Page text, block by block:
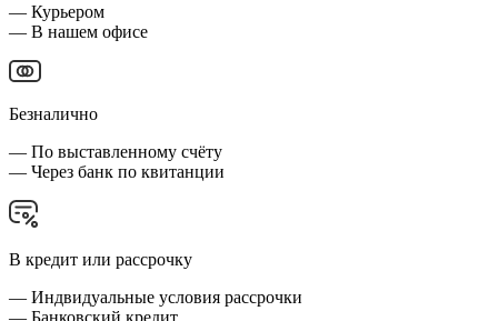
— Курьером
— В нашем офисе
Безналично
— По выставленному счёту
— Через банк по квитанции
В кредит или рассрочку
— Индвидуальные условия рассрочки
— Банковский кредит